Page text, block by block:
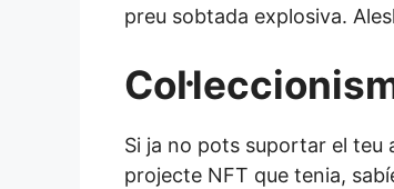
preu sobtada explosiva.
Si ja no pots suportar el teu
projecte NFT que tenia,